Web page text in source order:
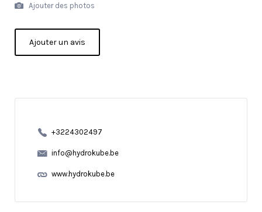
Ajouter des photos
Ajouter un avis
+3224302497
info@hydrokube.be
www.hydrokube.be